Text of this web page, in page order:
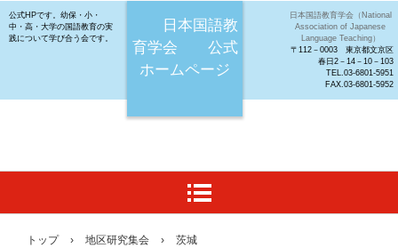
日本国語教
育学会 公式
ホームページ
公式HPです。幼保・小・
中・高・大学の国語教育の実
践について学び合う会です。
日本国語教育学会（National
Association of Japanese
Language Teaching）
〒112－0003 東京都文京区
春日2－14－10－103
TEL.03-6801-5951
FAX.03-6801-5952
トップ › 地区研究集会 › 茨城